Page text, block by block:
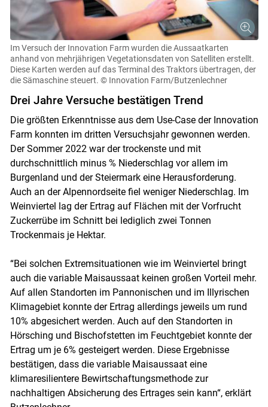
Im Versuch der Innovation Farm wurden die Aussaatkarten
anhand von mehrjährigen Vegetationsdaten von Satelliten erstellt.
Diese Karten werden auf das Terminal des Traktors übertragen, der
die Sämaschine steuert. © Innovation Farm/Butzenlechner
Drei Jahre Versuche bestätigen Trend
Die größten Erkenntnisse aus dem Use-Case der Innovation
Farm konnten im dritten Versuchsjahr gewonnen werden.
Der Sommer 2022 war der trockenste und mit
durchschnittlich minus % Niederschlag vor allem im
Burgenland und der Steiermark eine Herausforderung.
Auch an der Alpennordseite fiel weniger Niederschlag. Im
Weinviertel lag der Ertrag auf Flächen mit der Vorfrucht
Zuckerrübe im Schnitt bei lediglich zwei Tonnen
Trockenmais je Hektar.
“Bei solchen Extremsituationen wie im Weinviertel bringt
auch die variable Maisaussaat keinen großen Vorteil mehr.
Auf allen Standorten im Pannonischen und im Illyrischen
Klimagebiet konnte der Ertrag allerdings jeweils um rund
10% abgesichert werden. Auch auf den Standorten in
Hörsching und Bischofstetten im Feuchtgebiet konnte der
Ertrag um je 6% gesteigert werden. Diese Ergebnisse
bestätigen, dass die variable Maisaussaat eine
klimaresilientere Bewirtschaftungsmethode zur
nachhaltigen Absicherung des Ertrages sein kann“, erklärt